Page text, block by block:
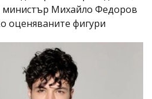
министър Михайло Федоров
оценяваните фигури